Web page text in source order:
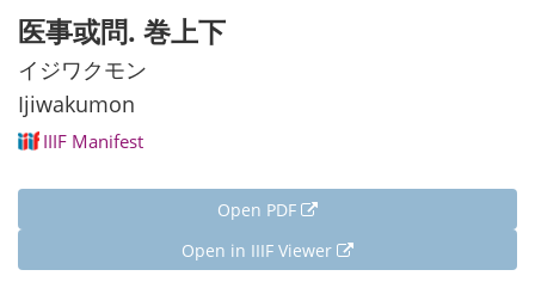
医事或問. 巻上下
イジワクモン
Ijiwakumon
IIIF Manifest
Open PDF
Open in IIIF Viewer